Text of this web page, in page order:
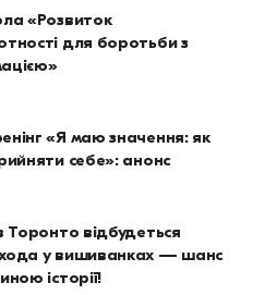
«Розвиток
для боротьби з
«Я маю значення: як
себе»: анонс
Торонто відбудеться
у вишиванках — шанс
історії!